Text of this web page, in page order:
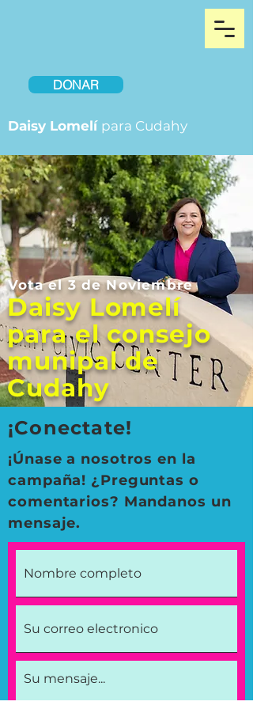
DONAR
Daisy Lomelí para Cudahy
Vota el 3 de Noviembre
Daisy Lomelí
para el consejo
munipal de
Cudahy
¡Conectate!
¡Únase a nosotros en la
campaña! ¿Preguntas o
comentarios? Mandanos un
mensaje.